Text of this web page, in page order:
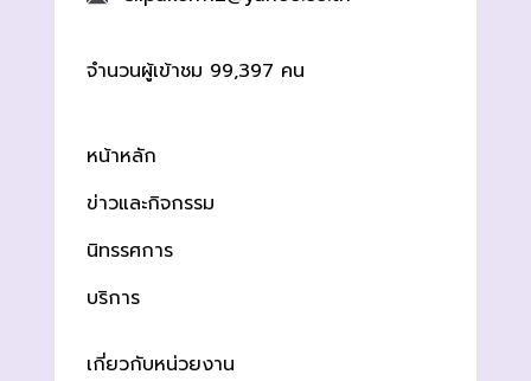
จำนวนผู้เข้าชม 99,397 คน
หน้าหลัก
ข่าวและกิจกรรม
นิทรรศการ
บริการ
เกี่ยวกับหน่วยงาน